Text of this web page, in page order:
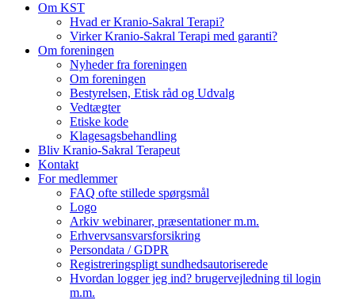
Om KST
Hvad er Kranio-Sakral Terapi?
Virker Kranio-Sakral Terapi med garanti?
Om foreningen
Nyheder fra foreningen
Om foreningen
Bestyrelsen, Etisk råd og Udvalg
Vedtægter
Etiske kode
Klagesagsbehandling
Bliv Kranio-Sakral Terapeut
Kontakt
For medlemmer
FAQ ofte stillede spørgsmål
Logo
Arkiv webinarer, præsentationer m.m.
Erhvervsansvarsforsikring
Persondata / GDPR
Registreringspligt sundhedsautoriserede
Hvordan logger jeg ind? brugervejledning til login
m.m.